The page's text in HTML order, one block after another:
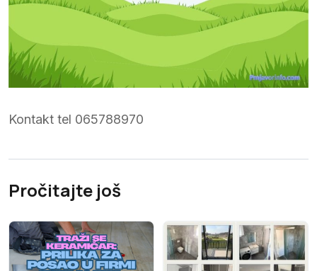
Kontakt tel 065788970
Pročitajte još